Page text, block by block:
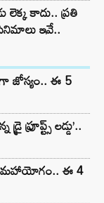
లెక్క కాదు.. ప్రతి
ఇవే..
జోస్యం.. ఈ 5
లడ్డు’..
మహాయోగం.. ఈ 4